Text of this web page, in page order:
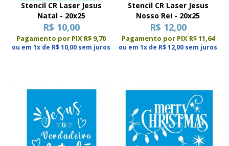
Stencil CR Laser Jesus
Natal - 20x25
R$ 10,00
Pagamento por PIX R$ 9,70
ou em 1x de R$ 10,00 sem juros
Stencil CR Laser Jesus
Nosso Rei - 20x25
R$ 12,00
Pagamento por PIX R$ 11,64
ou em 1x de R$ 12,00 sem juros